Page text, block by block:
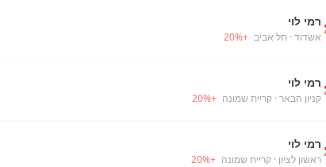
רמי לוי
אשדוד · תל אביב +
20%
רמי לוי
קניון הבאר · קריית שמונה +
20%
רמי לוי
ראשון לציון · קריית שמונה +
20%